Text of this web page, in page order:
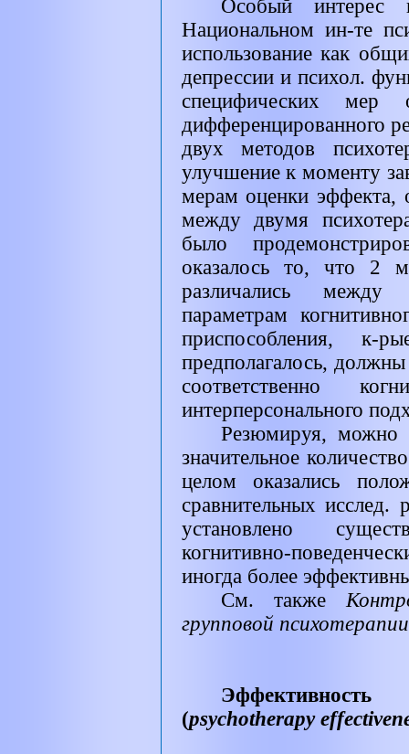
Особый интерес
Национальном ин-те
использование как
депрессии и психол.
специфических мер
дифференцированного
двух методов
улучшение к моменту
мерам оценки эффекта,
между двумя
было
оказалось то, что 2
различались
параметрам
приспособления, к-
предполагалось,
соответственно
интерперсонального
Резюмируя, можно
значительное
целом оказались
сравнительных
установлено
когнитивно-
иногда более
См. также
групповой
(psychotherapy